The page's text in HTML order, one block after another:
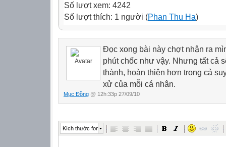
Số lượt xem: 4242
Số lượt thích: 1 người (Phan Thu Ha)
Đọc xong bài này chợt nhận ra
phút chốc như vậy. Nhưng tất cả
thành, hoàn thiện hơn trong cả
xử của mỗi cá nhân.
Mục Đồng @ 12h:33p 27/09/10
Kích thước font